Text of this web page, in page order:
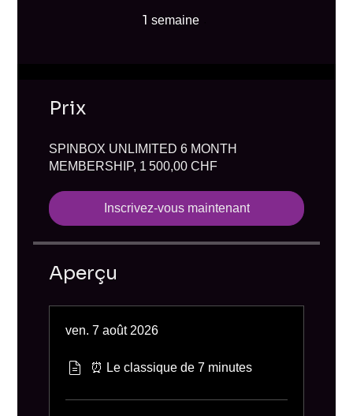
1 semaine
Prix
SPINBOX UNLIMITED 6 MONTH
MEMBERSHIP, 1 500,00 CHF
Inscrivez-vous maintenant
Aperçu
ven. 7 août 2026
⏰ Le classique de 7 minutes